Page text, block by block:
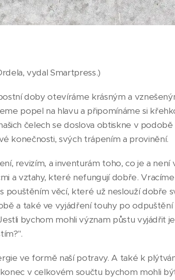
vydal Smartpress.)
doby otevíráme krásným a
popel na hlavu a připomínáme si
čelech se doslova obtiskne v
konečnosti, svých trápením a provinění.
revizím, a inventurám toho, co je a není
a vztahy, které nefungují dobře.
pouštěním věcí, které už neslouží dobře
a také ve vyjádření touhy po
bychom mohli význam půstu vyjádřit
ve formě naší potravy. A také k
v celkovém součtu bychom mohli